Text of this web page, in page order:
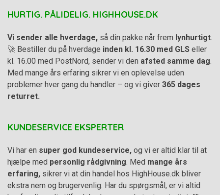
HURTIG. PÅLIDELIG. HIGHHOUSE.DK
Vi sender alle hverdage, så din pakke når frem lynhurtigt
🚀 Bestiller du på hverdage inden kl. 16.30 med GLS eller
kl. 16.00 med PostNord, sender vi den afsted samme dag
Med mange års erfaring sikrer vi en oplevelse uden
problemer hver gang du handler – og vi giver 365 dages
returret.
KUNDESERVICE EKSPERTER
Vi har en super god kundeservice, og vi er altid klar til at
hjælpe med personlig rådgivning . Med mange års
erfaring, sikrer vi at din handel hos HighHouse.dk bliver
ekstra nem og brugervenlig. Har du spørgsmål, er vi altid